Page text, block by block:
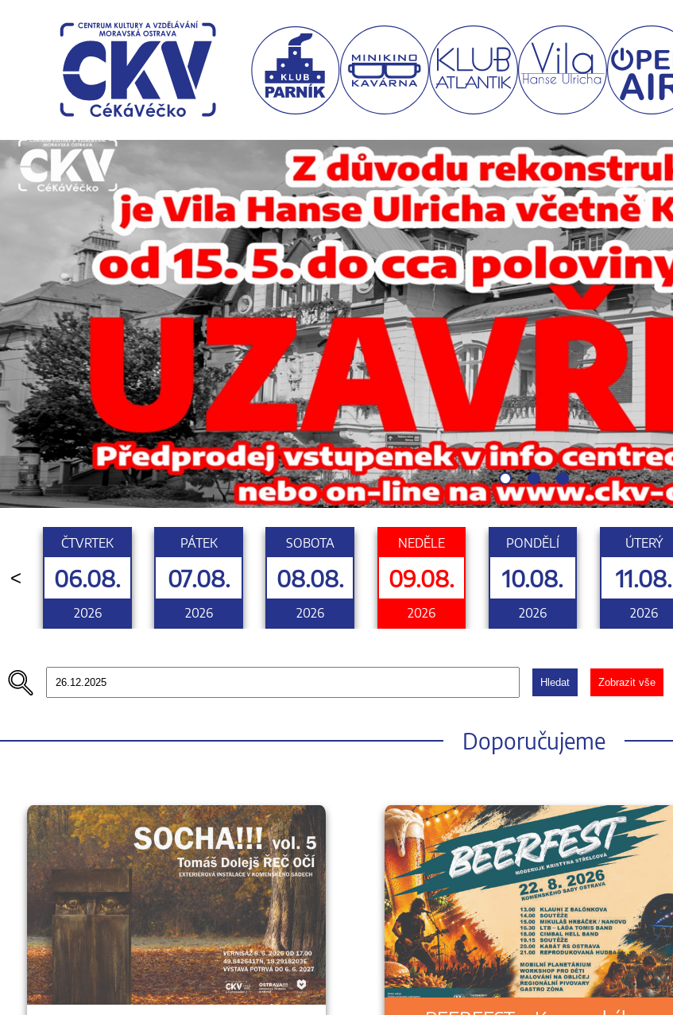
<
ČTVRTEK
06.08.
2026
PÁTEK
07.08.
2026
SOBOTA
08.08.
2026
NEDĚLE
09.08.
2026
PONDĚLÍ
10.08.
2026
ÚTERÝ
11.08.
2026
Hledat Zobrazit vše
Doporučujeme